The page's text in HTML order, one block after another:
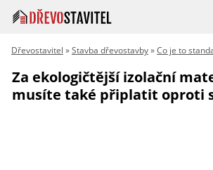
Dřevostavitel »Stavba dřevostavby»Co je to
Za ekologičtější izolační
musíte také připlatit oproti